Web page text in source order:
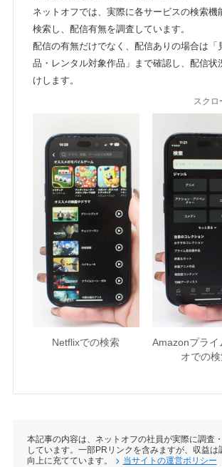
ネットオフでは、実際に各サービスの検索機
検索し、配信有無を調査しています。
配信の有無だけでなく、配信ありの場合は「
品・レンタル対象作品」まで確認し、配信状
けします。
スク
Netflixでの検索
Amazonプライ
オでの
本記事の内容は、ネットオフの社員が実際に調査
しています。一部PRリンクを含みますが、収益は
向上に充てています。
当サイトの運営ポリシー